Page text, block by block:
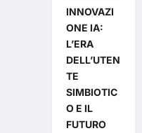
INNOVAZI
ONE IA:
L’ERA
DELL’UTEN
TE
SIMBIOTIC
O E IL
FUTURO